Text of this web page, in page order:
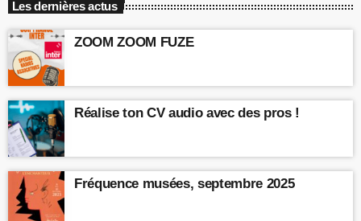
Les dernières actus
ZOOM ZOOM FUZE
Réalise ton CV audio avec des pros !
Fréquence musées, septembre 2025